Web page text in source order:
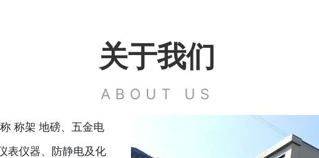
关于我们
ABOUT US
称架 地磅、五金电
表仪器、防静电及化